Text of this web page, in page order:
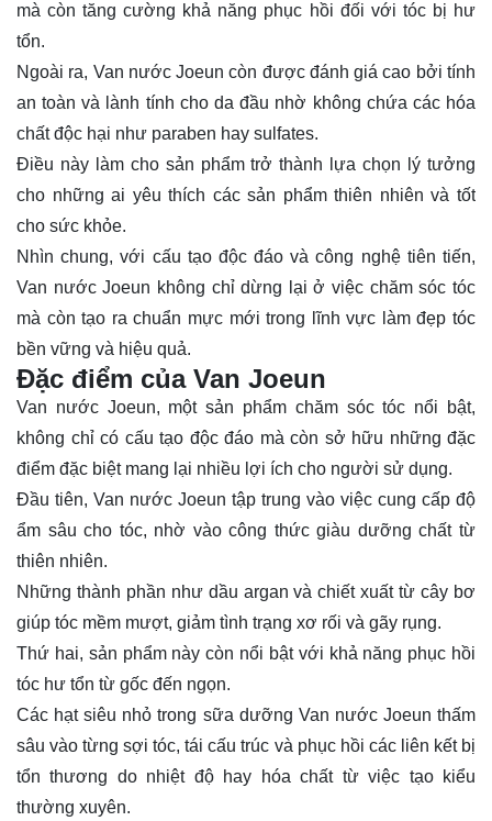
mà còn tăng cường khả năng phục hồi đối với tóc bị hư
tổn.
Ngoài ra, Van nước Joeun còn được đánh giá cao bởi tính
an toàn và lành tính cho da đầu nhờ không chứa các hóa
chất độc hại như paraben hay sulfates.
Điều này làm cho sản phẩm trở thành lựa chọn lý tưởng
cho những ai yêu thích các sản phẩm thiên nhiên và tốt
cho sức khỏe.
Nhìn chung, với cấu tạo độc đáo và công nghệ tiên tiến,
Van nước Joeun không chỉ dừng lại ở việc chăm sóc tóc
mà còn tạo ra chuẩn mực mới trong lĩnh vực làm đẹp tóc
bền vững và hiệu quả.
Đặc điểm của Van Joeun
Van nước Joeun, một sản phẩm chăm sóc tóc nổi bật,
không chỉ có cấu tạo độc đáo mà còn sở hữu những đặc
điểm đặc biệt mang lại nhiều lợi ích cho người sử dụng.
Đầu tiên, Van nước Joeun tập trung vào việc cung cấp độ
ẩm sâu cho tóc, nhờ vào công thức giàu dưỡng chất từ
thiên nhiên.
Những thành phần như dầu argan và chiết xuất từ cây bơ
giúp tóc mềm mượt, giảm tình trạng xơ rối và gãy rụng.
Thứ hai, sản phẩm này còn nổi bật với khả năng phục hồi
tóc hư tổn từ gốc đến ngọn.
Các hạt siêu nhỏ trong sữa dưỡng Van nước Joeun thấm
sâu vào từng sợi tóc, tái cấu trúc và phục hồi các liên kết bị
tổn thương do nhiệt độ hay hóa chất từ việc tạo kiểu
thường xuyên.